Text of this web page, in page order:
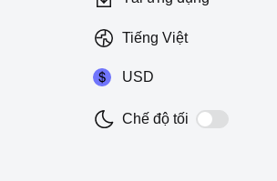
Tiếng Việt
USD
Chế độ tối